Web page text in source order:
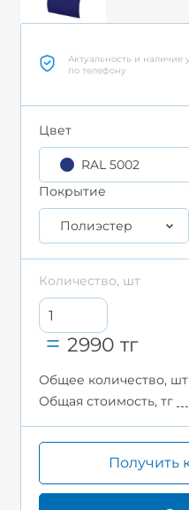
Актуальность и наличие
по телефону
Цвет
RAL 5002
Покрытие
Полиэстер
Количество, шт
2990 тг
Общее количество, шт
Общая стоимость, тг
Получить